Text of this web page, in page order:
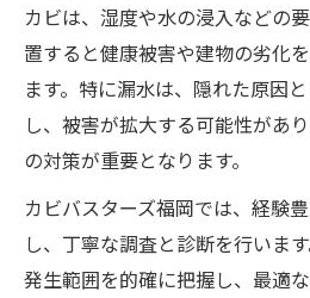
カビは、湿度や水の浸入などの
置すると健康被害や建物の劣化
ます。特に漏水は、隠れた原因
し、被害が拡大する可能性があ
の対策が重要となります。
カビバスターズ福岡では、経験
し、丁寧な調査と診断を行いま
発生範囲を的確に把握し、最適